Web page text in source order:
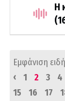
Η
Εμφάνιση
‹
1 2 3 4
15
16 17